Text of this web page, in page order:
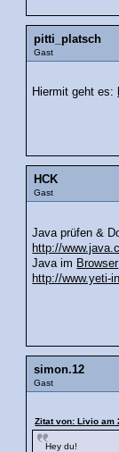
pitti_platsch
Gast
Hiermit geht es:
HCK
Gast
Java prüfen &
http://
Java im Browser
http://www.yeti-
simon.12
Gast
Zitat von: Livio am
Hey du!